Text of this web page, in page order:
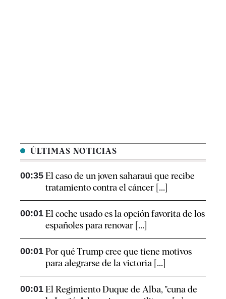
ÚLTIMAS NOTICIAS
00:35 El caso de un joven saharaui que recibe
tratamiento contra el cáncer [...]
00:01 El coche usado es la opción favorita de los
españoles para renovar [...]
00:01 Por qué Trump cree que tiene motivos
para alegrarse de la victoria [...]
00:01 El Regimiento Duque de Alba, "cuna de